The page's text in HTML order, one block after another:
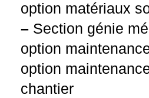
option matériaux
– Section génie
option
option
chantier